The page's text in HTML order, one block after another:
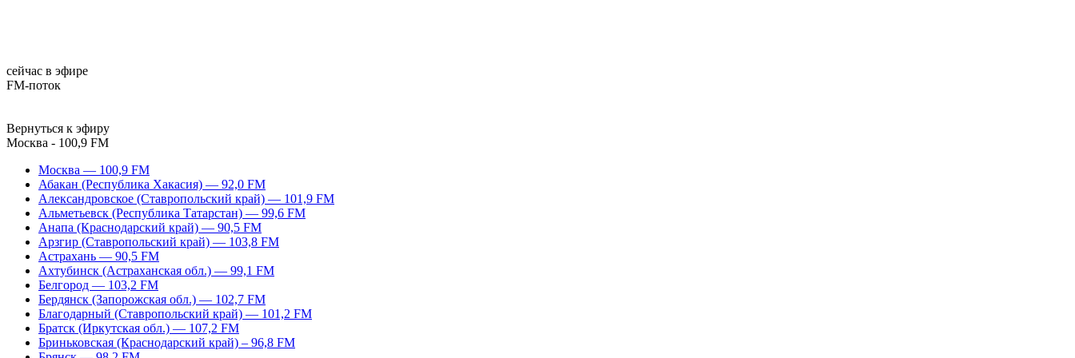
сейчас в эфире
FM-поток
Вернуться к эфиру
Москва - 100,9 FM
Москва — 100,9 FM
Абакан (Республика Хакасия) — 92,0 FM
Александровское (Ставропольский край) — 101,9 FM
Альметьевск (Республика Татарстан) — 99,6 FM
Анапа (Краснодарский край) — 90,5 FM
Арзгир (Ставропольский край) — 103,8 FM
Астрахань — 90,5 FM
Ахтубинск (Астраханская обл.) — 99,1 FM
Белгород — 103,2 FM
Бердянск (Запорожская обл.) — 102,7 FM
Благодарный (Ставропольский край) — 101,2 FM
Братск (Иркутская обл.) — 107,2 FM
Бриньковская (Краснодарский край) – 96,8 FM